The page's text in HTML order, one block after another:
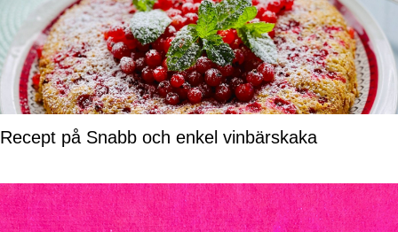
Recept på Snabb och enkel vinbärskaka